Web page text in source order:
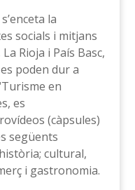
la
socials i mitjans
Rioja i País Basc,
poden dur a
en
es
(càpsules)
següents
cultural,
i gastronomia.